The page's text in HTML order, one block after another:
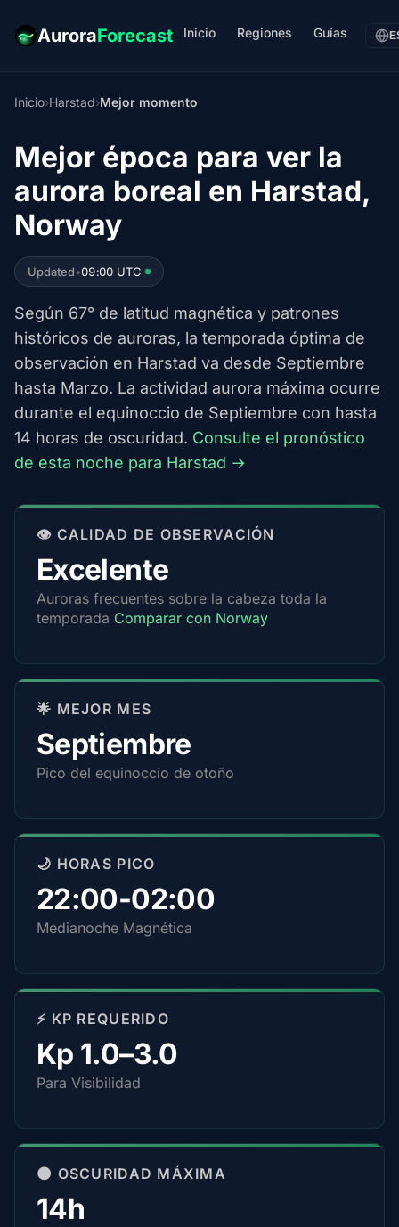
AuroraForecast Inicio Regiones Guías
Inicio›Harstad›Mejor momento
Mejor época para ver la
aurora boreal en Harstad,
Norway
Updated•09:00 UTC
Según 67° de latitud magnética y patrones
históricos de auroras, la temporada óptima de
observación en Harstad va desde Septiembre
hasta Marzo. La actividad aurora máxima ocurre
durante el equinoccio de Septiembre con hasta
14 horas de oscuridad. Consulte el pronóstico
de esta noche para Harstad →
👁️ CALIDAD DE OBSERVACIÓN
Excelente
Auroras frecuentes sobre la cabeza toda la
temporada Comparar con Norway
🌟 MEJOR MES
Septiembre
Pico del equinoccio de otoño
🌙 HORAS PICO
22:00-02:00
Medianoche Magnética
⚡ KP REQUERIDO
Kp 1.0–3.0
Para Visibilidad
🌑 OSCURIDAD MÁXIMA
14h